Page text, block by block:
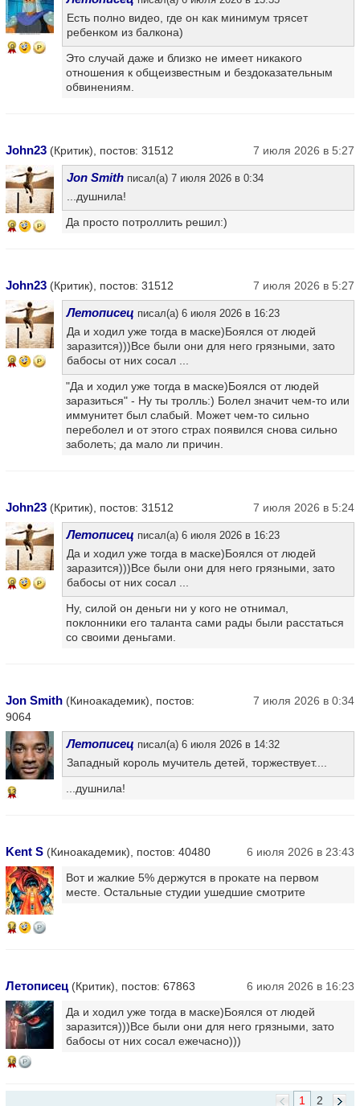
9
Есть полно видео, где он как минимум трясет
ребенком из балкона)
Это случай даже и близко не имеет никакого
отношения к общеизвестным и бездоказательным
обвинениям.
John23 (Критик), постов: 31512 7 июля 2026 в 5:27
9
Jon Smith писал(а) 7 июля 2026 в 0:34
...душнила!
Да просто потроллить решил:)
John23 (Критик), постов: 31512 7 июля 2026 в 5:27
9
Летописец писал(а) 6 июля 2026 в 16:23
Да и ходил уже тогда в маске)Боялся от людей
заразится)))Все были они для него грязными, зато
бабосы от них сосал ...
"Да и ходил уже тогда в маске)Боялся от людей
заразиться" - Ну ты тролль:) Болел значит чем-то или
иммунитет был слабый. Может чем-то сильно
переболел и от этого страх появился снова сильно
заболеть; да мало ли причин.
John23 (Критик), постов: 31512 7 июля 2026 в 5:24
9
Летописец писал(а) 6 июля 2026 в 16:23
Да и ходил уже тогда в маске)Боялся от людей
заразится)))Все были они для него грязными, зато
бабосы от них сосал ...
Ну, силой он деньги ни у кого не отнимал,
поклонники его таланта сами рады были расстаться
со своими деньгами.
Jon Smith (Киноакадемик), постов:
9064
7 июля 2026 в 0:34
13
Летописец писал(а) 6 июля 2026 в 14:32
Западный король мучитель детей, торжествует....
...душнила!
Kent S (Киноакадемик), постов: 40480 6 июля 2026 в 23:43
14
Вот и жалкие 5% держутся в прокате на первом
месте. Остальные студии ушедшие смотрите
Летописец (Критик), постов: 67863 6 июля 2026 в 16:23
16
Да и ходил уже тогда в маске)Боялся от людей
заразится)))Все были они для него грязными, зато
бабосы от них сосал ежечасно)))
2
1